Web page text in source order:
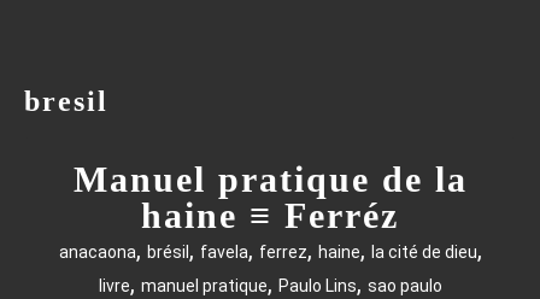
bresil
Manuel pratique de la
haine ≡ Ferréz
anacaona, brésil , favela, ferrez, haine, la cité de dieu,
livre, manuel pratique, Paulo Lins, sao paulo